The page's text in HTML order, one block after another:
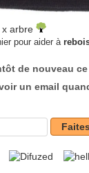
x arbre
pour aider à
de nouveau
un email